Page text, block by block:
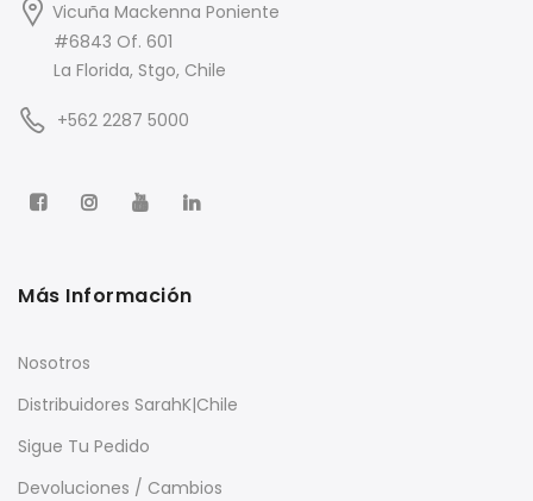
Vicuña Mackenna Poniente
#6843 Of. 601
La Florida, Stgo, Chile
+562 2287 5000
Más Información
Nosotros
Distribuidores SarahK|Chile
Sigue Tu Pedido
Devoluciones / Cambios